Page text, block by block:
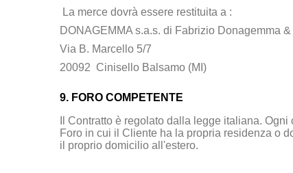
La merce dovrà essere restituita a :
DONAGEMMA s.a.s. di Fabrizio Donagemma &
Via B. Marcello 5/7
20092 Cinisello Balsamo (MI)
9. FORO COMPETENTE
Il Contratto è regolato dalla legge italiana.
Foro in cui il Cliente ha la propria residenza o
il proprio domicilio all'estero.